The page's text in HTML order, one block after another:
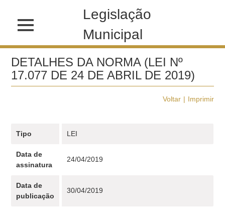
Legislação
Municipal
DETALHES DA NORMA (LEI Nº
17.077 DE 24 DE ABRIL DE 2019)
Voltar Imprimir
Tipo LEI
Data de
assinatura
24/04/2019
Data de
publicação
30/04/2019